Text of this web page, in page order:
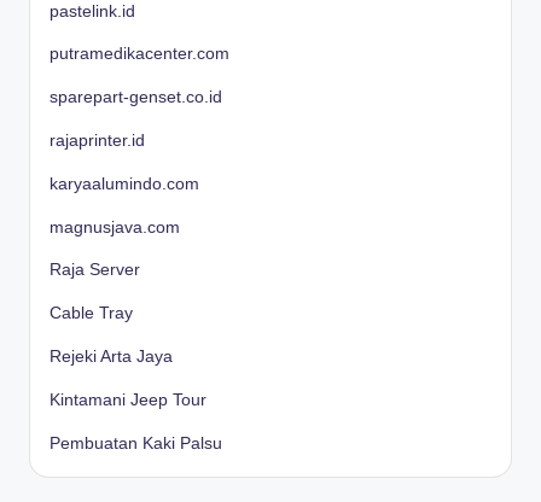
pastelink.id
putramedikacenter.com
sparepart-genset.co.id
rajaprinter.id
karyaalumindo.com
magnusjava.com
Raja Server
Cable Tray
Rejeki Arta Jaya
Kintamani Jeep Tour
Pembuatan Kaki Palsu